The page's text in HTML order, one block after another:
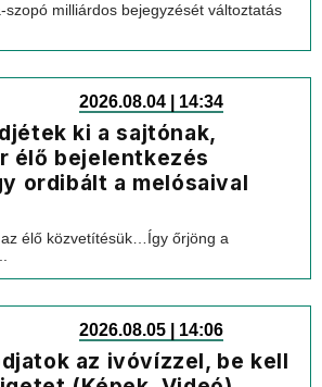
szopó milliárdos bejegyzését változtatás
2026.08.04 | 14:34
ki a sajtónak,
élő bejelentkezés
ordibált a melósaival
élő közvetítésük…Így őrjöng a
2026.08.05 | 14:06
az ivóvízzel, be kell